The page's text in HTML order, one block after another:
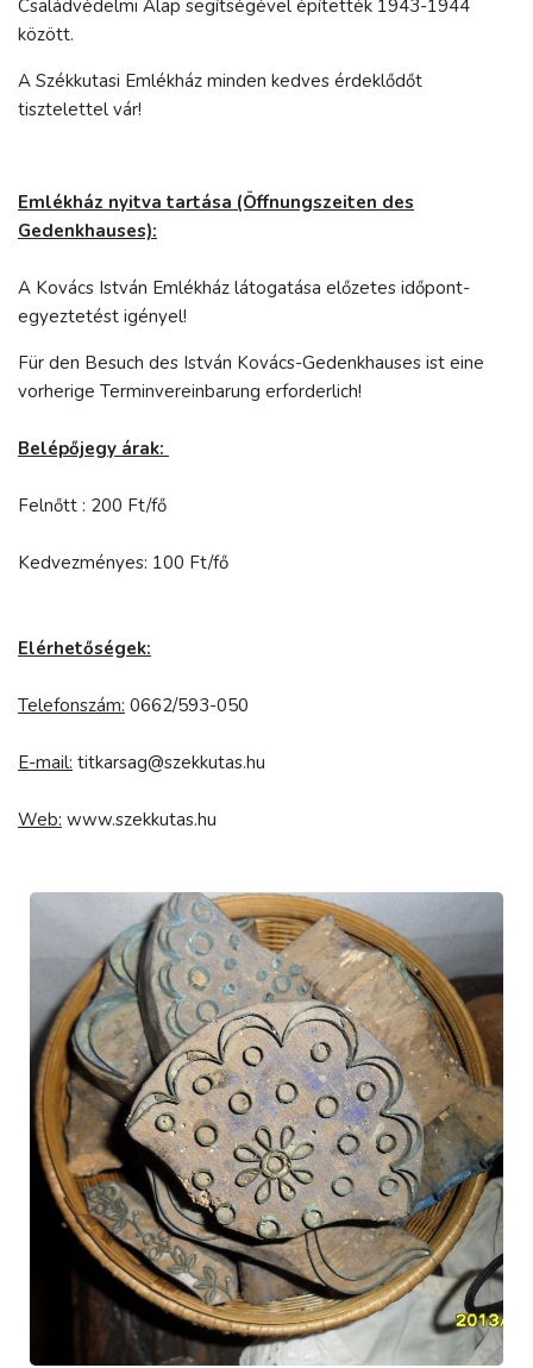
Családvédelmi Alap segítségével építették 1943-1944
között.
A Székkutasi Emlékház minden kedves érdeklődőt
tisztelettel vár!
Emlékház nyitva tartása (Öffnungszeiten des
Gedenkhauses):
A Kovács István Emlékház látogatása előzetes időpont-
egyeztetést igényel!
Für den Besuch des István Kovács-Gedenkhauses ist eine
vorherige Terminvereinbarung erforderlich!
Belépőjegy árak:
Felnőtt : 200 Ft/fő
Kedvezményes: 100 Ft/fő
Elérhetőségek:
Telefonszám: 0662/593-050
E-mail: titkarsag@szekkutas.hu
Web: www.szekkutas.hu